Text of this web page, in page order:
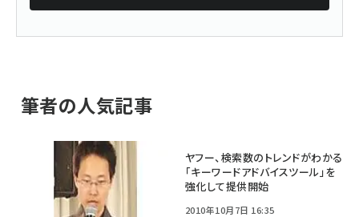
筆者の人気記事
ヤフー、検索数のトレンドがわかる
「キーワードアドバイスツール」を
強化して提供開始
2010年10月7日 16:35